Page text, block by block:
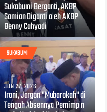
Sukabumi Berganti, AKBP
Samian Diganti oleh AKBP
Benny Cahyadi
SUKABUMI
JUN 27, 2026
Ironi, Jargon "Mubarokah" di
Tengah Absennya Pemimpin